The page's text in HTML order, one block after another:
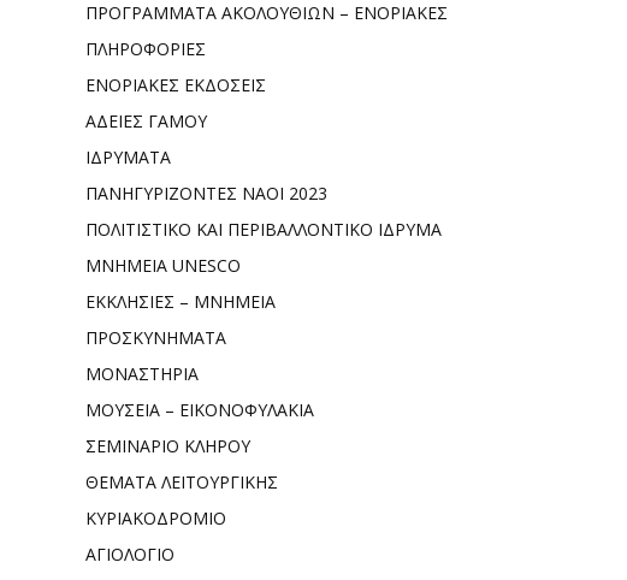
ΠΡΟΓΡΑΜΜΑΤΑ ΑΚΟΛΟΥΘΙΩΝ – ΕΝΟΡΙΑΚΕΣ
ΠΛΗΡΟΦΟΡΙΕΣ
ΕΝΟΡΙΑΚΕΣ ΕΚΔΟΣΕΙΣ
ΑΔΕΙΕΣ ΓΑΜΟΥ
ΙΔΡΥΜΑΤΑ
ΠΑΝΗΓΥΡΙΖΟΝΤΕΣ ΝΑΟΙ 2023
ΠΟΛΙΤΙΣΤΙΚΟ ΚΑΙ ΠΕΡΙΒΑΛΛΟΝΤΙΚΟ ΙΔΡΥΜΑ
ΜΝΗΜΕΙΑ UNESCO
ΕΚΚΛΗΣΙΕΣ – ΜΝΗΜΕΙΑ
ΠΡΟΣΚΥΝΗΜΑΤΑ
ΜΟΝΑΣΤΗΡΙΑ
ΜΟΥΣΕΙΑ – ΕΙΚΟΝΟΦΥΛΑΚΙΑ
ΣΕΜΙΝΑΡΙΟ ΚΛΗΡΟΥ
ΘΕΜΑΤΑ ΛΕΙΤΟΥΡΓΙΚΗΣ
ΚΥΡΙΑΚΟΔΡΟΜΙΟ
ΑΓΙΟΛΟΓΙΟ